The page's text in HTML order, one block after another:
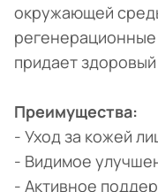
окружающей
придает
Преимущества:
- Уход за кожей
- Видимое
- Активное